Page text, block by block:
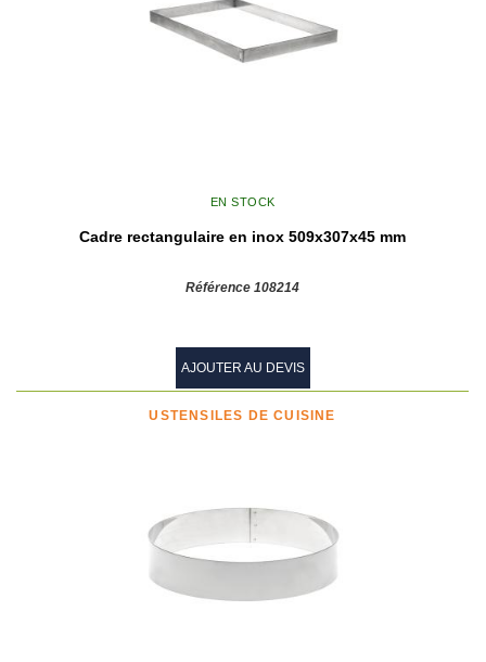
EN STOCK
Cadre rectangulaire en inox 509x307x45 mm
Référence 108214
AJOUTER AU DEVIS
USTENSILES DE CUISINE